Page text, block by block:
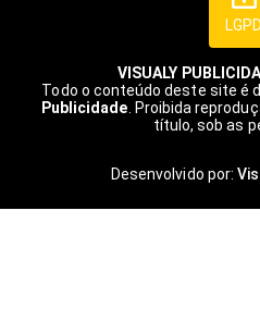
LGPD
VISUALY
Todo o conteúdo deste site é
Publicidade. Proibida
título, sob as
Desenvolvido por: